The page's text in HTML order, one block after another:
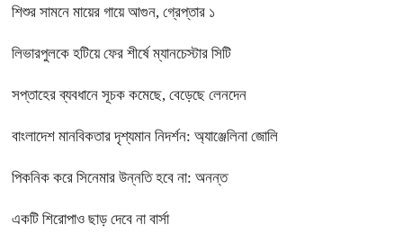
শিশুর সামনে মায়ের গায়ে আগুন, গ্রেপ্তার ১
লিভারপুলকে হটিয়ে ফের শীর্ষে ম্যানচেস্টার সিটি
সপ্তাহের ব্যবধানে সূচক কমেছে, বেড়েছে লেনদেন
বাংলাদেশ মানবিকতার দৃশ্যমান নিদর্শন: অ্যাঞ্জেলিনা জোলি
পিকনিক করে সিনেমার উন্নতি হবে না: অনন্ত
একটি শিরোপাও ছাড় দেবে না বার্সা